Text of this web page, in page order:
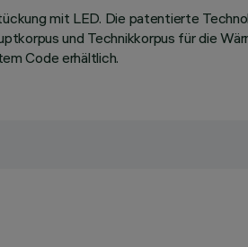
mit LED. Die patentierte
und Technikkorpus für die
Code erhältlich.